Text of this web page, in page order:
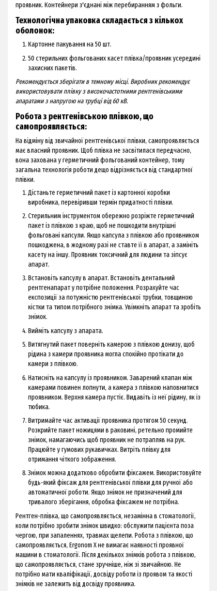
проявник. Контейнери з'єднані між перебиранням з фольги.
Технологічна упаковка складається з кількох
оболонок:
Картонне пакування на 50 шт.
50 стерильних фольгованих касет плівка/проявник усередині
захисних пакетів.
Рекомендується зберігати в темному місці. Виробник рекомендує
використовувати плівку з високочастотними рентгенівськими
апаратами з напругою на трубці від 60 кВ.
Робота з рентгенівською плівкою, що
самопроявляється:
На відміну від звичайної рентгенівської плівки, самопроявляється
має власний проявник. Щоб плівка не засвітилася передчасно,
вона захована у герметичний фольгований контейнер, тому
загальна технологія роботи дещо відрізняється від стандартної
плівки.
Дістаньте герметичний пакет із картонної коробки
виробника, перевіривши термін придатності плівки.
Стерильним інструментом обережно розріжте герметичний
пакет із плівкою з краю, щоб не пошкодити внутрішні
фольговані капсули. Якщо капсула з плівкою або проявником
пошкоджена, в жодному разі не ставте її в апарат, а замініть
касету на іншу. Проявник токсичний для людини та зіпсує
апарат.
Встановіть капсулу в апарат. Встановіть дентальний
рентгенапарат у потрібне положення. Розрахуйте час
експозиції за потужністю рентгенівської трубки, товщиною
кістки та типом потрібного знімка. Увімкніть апарат та зробіть
знімок.
Вийміть капсулу з апарата.
Витягнутий пакет поверніть камерою з плівкою донизу, щоб
рідина з камери проявника могла спокійно протікати до
камери з плівкою.
Натисніть на капсулу із проявником. Заварений клапан між
камерами повинен лопнути, а камера з плівкою наповнитися
проявником. Верхня камера пустіє. Видавіть із неї рідину, як із
тюбика.
Витримайте час активації проявника протягом 50 секунд.
Розкрийте пакет ножицями в раковині, ретельно промийте
знімок, намагаючись щоб проявник не потрапляв на рук.
Працюйте у гумових рукавичках. Витріть плівку для
отримання чіткого зображення.
Знімок можна додатково обробити фіксажем. Використовуйте
будь-який фіксаж для рентгенівської плівки для ручної або
автоматичної роботи. Якщо знімок не призначений для
тривалого зберігання, обробка фіксажем не потрібна.
Рентген-плівка, що самопроявляється, незамінна в стоматології,
коли потрібно зробити знімок швидко: обслужити пацієнта поза
чергою, при запаленнях, травмах щелепи. Робота з плівкою, що
самопроявляється, Ergonom X не вимагає наявності проявної
машини в стоматології. Після декількох знімків робота з плівкою,
що самопроявляється, стане зручніше, ніж зі звичайною. Не
потрібно мати кваліфікації, досвіду роботи із проявом та якості
знімків не залежить від досвіду проявника.